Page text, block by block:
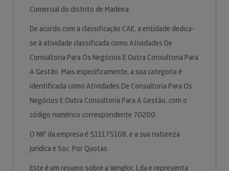
Comercial do distrito de Madeira.
De acordo com a classificação CAE, a entidade dedica-
se à atividade classificada como Atividades De
Consultoria Para Os Negócios E Outra Consultoria Para
A Gestão. Mais especificamente, a sua categoria é
identificada como Atividades De Consultoria Para Os
Negócios E Outra Consultoria Para A Gestão, com o
código numérico correspondente 70200.
O NIF da empresa é 511175108, e a sua natureza
jurídica é Soc. Por Quotas.
Este é um resumo sobre a Venglor, Lda e representa